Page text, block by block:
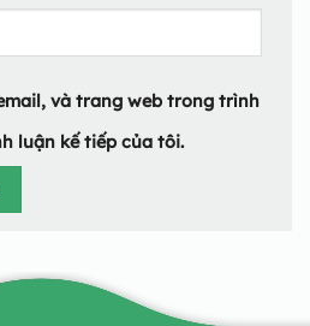
và trang web trong trình
luận kế tiếp của tôi.